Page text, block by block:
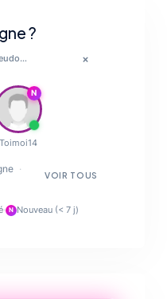
?
×
N
Toimoi14
·
VOIR TOUS
· N Nouveau (< 7 j)
💋